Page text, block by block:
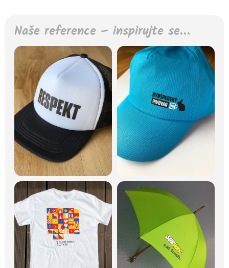
Naše reference – inspirujte se…